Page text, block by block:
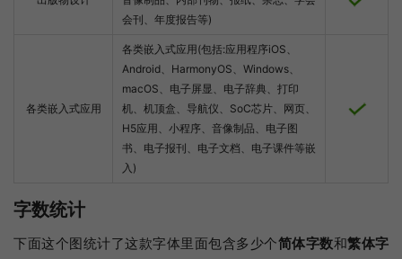
会刊、年度报告等)
各类嵌入式应用
各类嵌入式应用(包括:应用程序iOS、
Android、HarmonyOS、Windows、
macOS、电子屏显、电子辞典、打印
机、机顶盒、导航仪、SoC芯片、网页、
H5应用、小程序、音像制品、电子图
书、电子报刊、电子文档、电子课件等嵌
入)
字数统计
下面这个图统计了这款字体里面包含多少个简体字数和繁体字